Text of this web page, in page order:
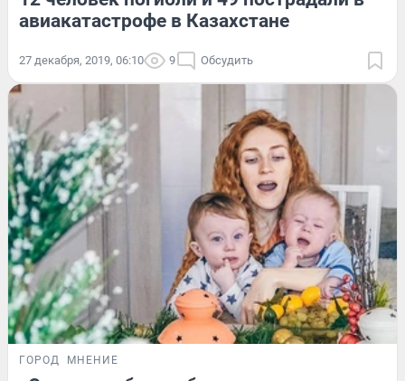
авиакатастрофе в Казахстане
27 декабря, 2019, 06:10 9 Обсудить
ГОРОД МНЕНИЕ